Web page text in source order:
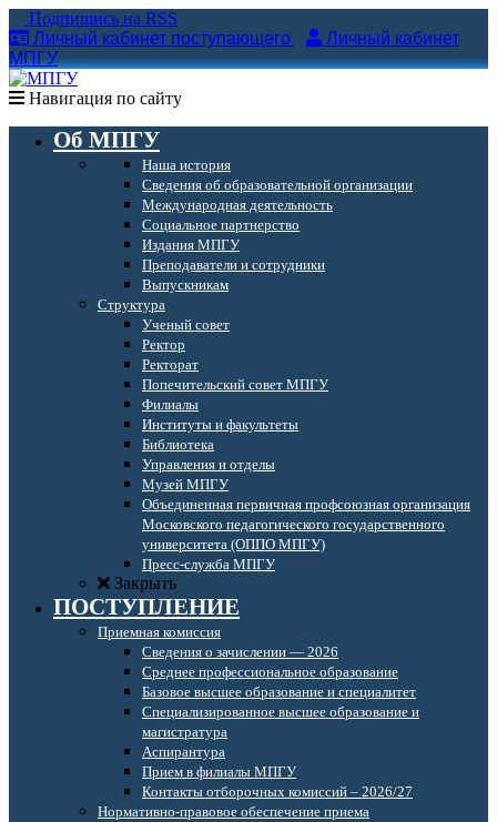
Подпишись на RSS
Личный кабинет поступающего
Личный кабинет
МПГУ
Навигация по сайту
Об МПГУ
Наша история
Сведения об образовательной организации
Международная деятельность
Социальное партнерство
Издания МПГУ
Преподаватели и сотрудники
Выпускникам
Структура
Ученый совет
Ректор
Ректорат
Попечительский совет МПГУ
Филиалы
Институты и факультеты
Библиотека
Управления и отделы
Музей МПГУ
Объединенная первичная профсоюзная организация
Московского педагогического государственного
университета (ОППО МПГУ)
Пресс-служба МПГУ
Закрыть
ПОСТУПЛЕНИЕ
Приемная комиссия
Сведения о зачислении — 2026
Среднее профессиональное образование
Базовое высшее образование и специалитет
Специализированное высшее образование и
магистратура
Аспирантура
Прием в филиалы МПГУ
Контакты отборочных комиссий – 2026/27
Нормативно-правовое обеспечение приема